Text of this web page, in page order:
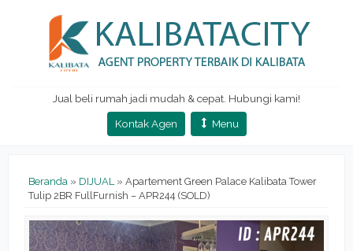
Jual beli rumah jadi mudah & cepat. Hubungi kami!
Kontak Agen
Menu
Beranda » DIJUAL» Apartement Green Palace Kalibata Tower
Tulip 2BR FullFurnish – APR244 (SOLD)